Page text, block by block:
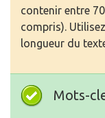
contenir entre
compris). Utilisez
longueur du
Mots-